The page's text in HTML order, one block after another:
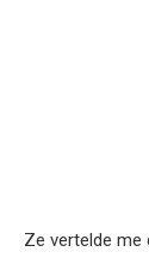
Ze vertelde me